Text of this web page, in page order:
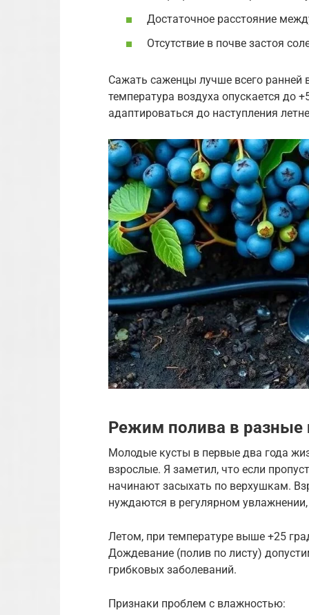
Достаточное расстояние
Отсутствие в почве застоя
Сажать саженцы лучше всего ранней
температура воздуха опускается до
адаптироваться до наступления
Режим полива в разные
Молодые кусты в первые два года
взрослые. Я заметил, что если
начинают засыхать по верхушкам.
нуждаются в регулярном
Летом, при температуре выше +25
Дождевание (полив по листу)
грибковых заболеваний.
Признаки проблем с влажностью: